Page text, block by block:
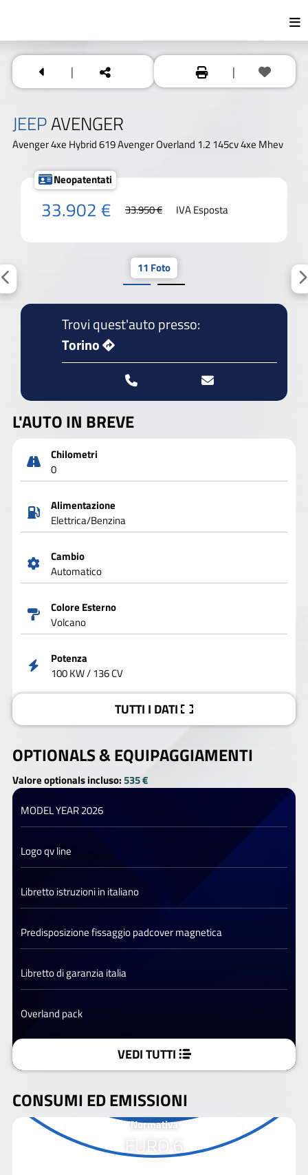
| |
JEEPAVENGER
Avenger 4xe Hybrid 619 Avenger Overland 1.2 145cv 4xe Mhev
Neopatentati
33.902 € 33.950 € IVA Esposta
11 Foto
Trovi quest'auto presso:
Torino
L'AUTO IN BREVE
Chilometri
0
Alimentazione
Elettrica/Benzina
Cambio
Automatico
Colore Esterno
Volcano
Potenza
100 KW / 136 CV
TUTTI I DATI
OPTIONALS &EQUIPAGGIAMENTI
Valore optionals incluso:535 €
MODEL YEAR 2026
Logo qv line
Libretto istruzioni in italiano
Predisposizione fissaggio padcover magnetica
Libretto di garanzia italia
Overland pack
VEDI TUTTI
CONSUMI ED EMISSIONI
Normativa
EURO 6